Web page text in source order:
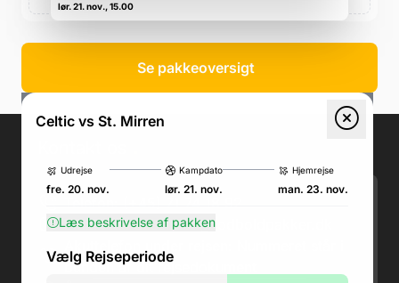
lør. 21. nov., 15.00
Se pakkeoversigt
Celtic vs St. Mirren
Udrejse
fre. 20. nov.
Kampdato
lør. 21. nov.
Hjemrejse
man. 23. nov.
Læs beskrivelse af pakken
Vælg Rejseperiode
Email:kundeservice@fodboldpakker.dk
Akuttelefon under rejsen: Nummeret står i
bunden af dit rejsedokument